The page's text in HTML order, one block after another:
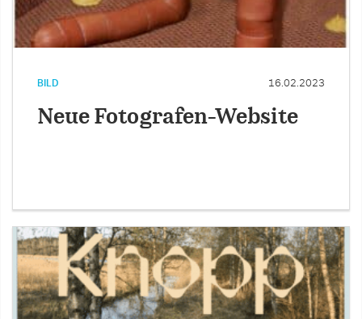
BILD 16.02.2023
Neue Fotografen-Website